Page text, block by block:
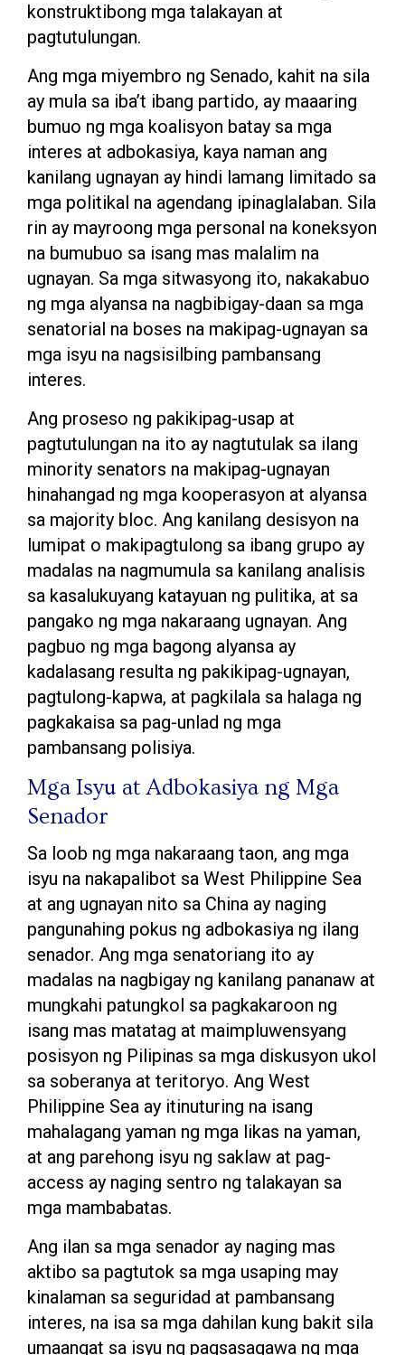
konstruktibong mga talakayan at
pagtutulungan.
Ang mga miyembro ng Senado, kahit na sila
ay mula sa iba’t ibang partido, ay maaaring
bumuo ng mga koalisyon batay sa mga
interes at adbokasiya, kaya naman ang
kanilang ugnayan ay hindi lamang limitado sa
mga politikal na agendang ipinaglalaban. Sila
rin ay mayroong mga personal na koneksyon
na bumubuo sa isang mas malalim na
ugnayan. Sa mga sitwasyong ito, nakakabuo
ng mga alyansa na nagbibigay-daan sa mga
senatorial na boses na makipag-ugnayan sa
mga isyu na nagsisilbing pambansang
interes.
Ang proseso ng pakikipag-usap at
pagtutulungan na ito ay nagtutulak sa ilang
minority senators na makipag-ugnayan
hinahangad ng mga kooperasyon at alyansa
sa majority bloc. Ang kanilang desisyon na
lumipat o makipagtulong sa ibang grupo ay
madalas na nagmumula sa kanilang analisis
sa kasalukuyang katayuan ng pulitika, at sa
pangako ng mga nakaraang ugnayan. Ang
pagbuo ng mga bagong alyansa ay
kadalasang resulta ng pakikipag-ugnayan,
pagtulong-kapwa, at pagkilala sa halaga ng
pagkakaisa sa pag-unlad ng mga
pambansang polisiya.
Mga Isyu at Adbokasiya ng Mga
Senador
Sa loob ng mga nakaraang taon, ang mga
isyu na nakapalibot sa West Philippine Sea
at ang ugnayan nito sa China ay naging
pangunahing pokus ng adbokasiya ng ilang
senador. Ang mga senatoriang ito ay
madalas na nagbigay ng kanilang pananaw at
mungkahi patungkol sa pagkakaroon ng
isang mas matatag at maimpluwensyang
posisyon ng Pilipinas sa mga diskusyon ukol
sa soberanya at teritoryo. Ang West
Philippine Sea ay itinuturing na isang
mahalagang yaman ng mga likas na yaman,
at ang parehong isyu ng saklaw at pag-
access ay naging sentro ng talakayan sa
mga mambabatas.
Ang ilan sa mga senador ay naging mas
aktibo sa pagtutok sa mga usaping may
kinalaman sa seguridad at pambansang
interes, na isa sa mga dahilan kung bakit sila
umaangat sa isyu ng pagsasagawa ng mga